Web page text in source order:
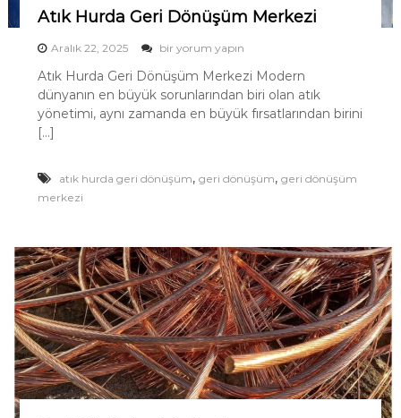
n
Atık Hurda Geri Dönüşüm Merkezi
Aralık 22, 2025
A
ı
k
H
a
D
ö
n
ü
ş
ü
m
M
e
r
bir yorum yapın
Atık Hurda Geri Dönüşüm Merkezi Modern
dünyanın en büyük sorunlarından biri olan atık
yönetimi, aynı zamanda en büyük fırsatlarından birini
[…]
atık hurda geri dönüşüm, geri dönüşüm, geri dönüşüm
merkezi